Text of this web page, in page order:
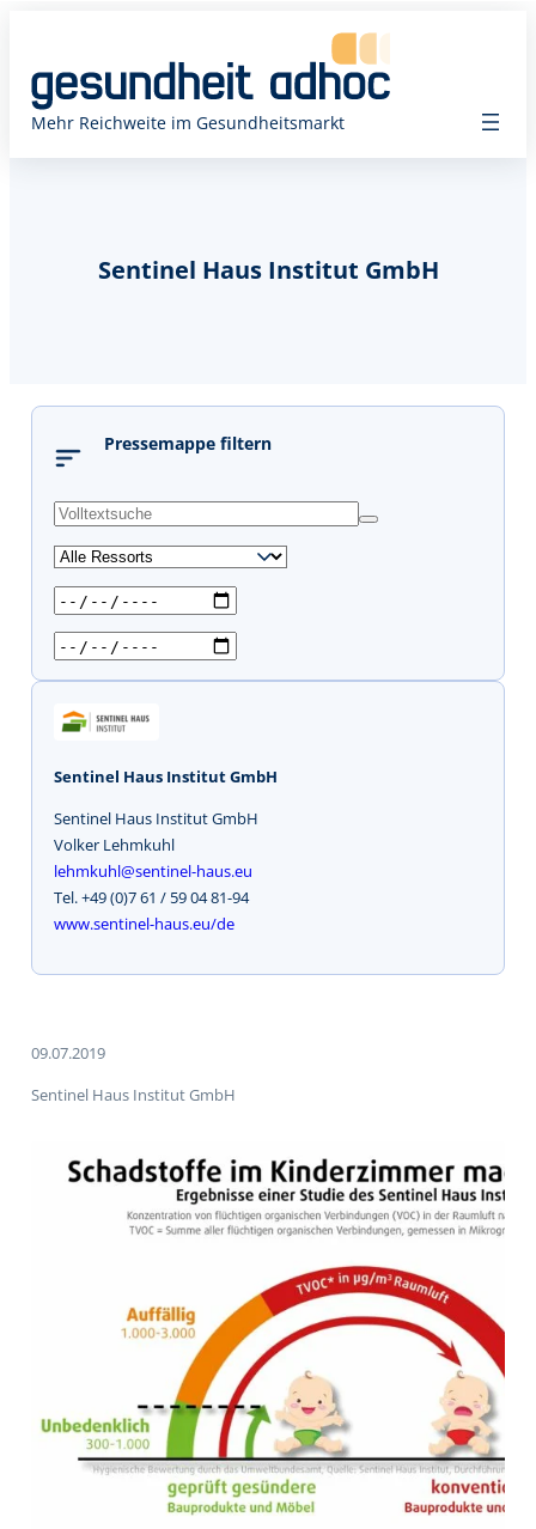
Mehr Reichweite im Gesundheitsmarkt
Sentinel Haus Institut GmbH
Pressemappe filtern
s
Sentinel Haus Institut GmbH
Sentinel Haus Institut GmbH
Volker Lehmkuhl
lehmkuhl@sentinel-haus.eu
Tel. +49 (0)7 61 / 59 04 81-94
www.sentinel-haus.eu/de
09.07.2019
Sentinel Haus Institut GmbH